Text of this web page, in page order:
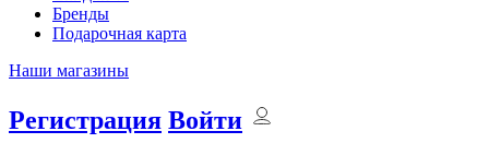
Бренды
Подарочная карта
Наши магазины
Регистрация Войти